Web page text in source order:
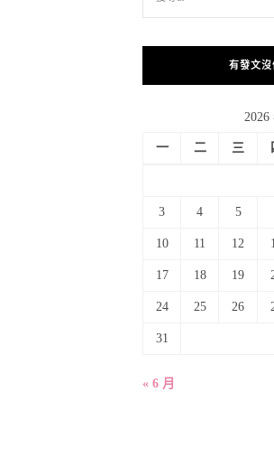
有發文
2026
一 二 三
3 4 5
10 11 12
17 18 19
24 25 26
31
« 6 月